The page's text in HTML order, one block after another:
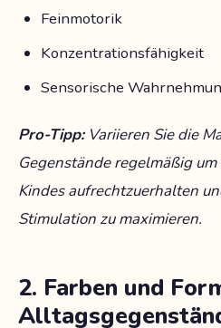
Feinmotorik
Konzentrationsfähigkeit
Sensorische
Pro-Tipp: Variieren Sie die
Gegenstände regelmäßig
Kindes aufrechtzuerhalten
Stimulation zu maximieren.
2. Farben und